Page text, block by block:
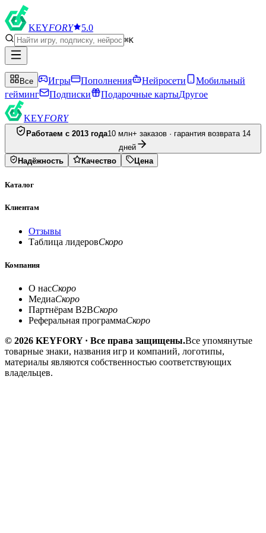
KEYFORY 5.0
⌘K
Все Игры Пополнения Нейросети
Мобильный
гейминг
Подписки Подарочные картыДругое
KEYFORY
Работаем с 2013 года10 млн+ заказов · гарантия возврата 14
дней
Надёжность
Качество Цена
Каталог
Клиентам
Отзывы
Таблица лидеровСкоро
Компания
О насСкоро
МедиаСкоро
Партнёрам B2BСкоро
Реферальная программаСкоро
© 2026 KEYFORY · Все права защищены.Все упомянутые
товарные знаки, названия игр и компаний, логотипы,
материалы являются собственностью соответствующих
владельцев.